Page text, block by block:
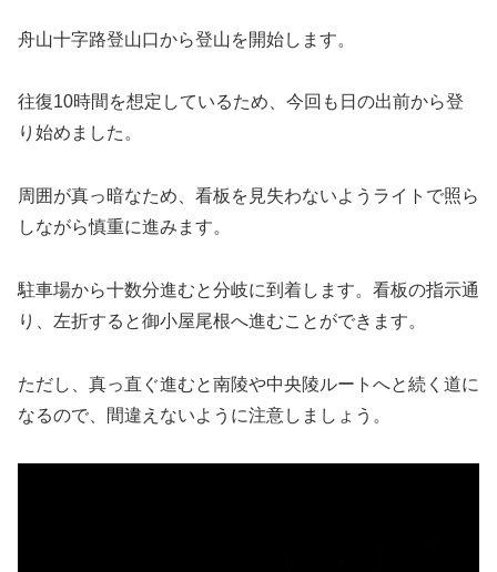
舟山十字路登山口から登山を開始します。
往復10時間を想定しているため、今回も日の出前から登
り始めました。
周囲が真っ暗なため、看板を見失わないようライトで照ら
しながら慎重に進みます。
駐車場から十数分進むと分岐に到着します。看板の指示通
り、左折すると御小屋尾根へ進むことができます。
ただし、真っ直ぐ進むと南陵や中央陵ルートへと続く道に
なるので、間違えないように注意しましょう。